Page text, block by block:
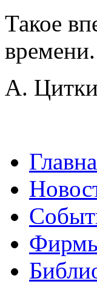
Такое
времени.
А.